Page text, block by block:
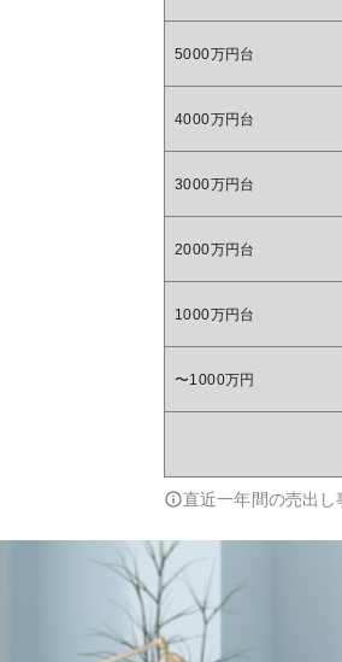
5000万円台
4000万円台
3000万円台
2000万円台
1000万円台
〜1000万円
直近一年間の売出し